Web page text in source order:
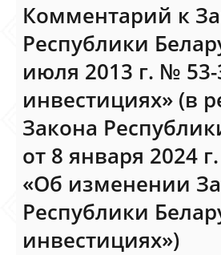
Комментарий к
Республики
июля 2013 г. №
инвестициях» (в
Закона
от 8 января 2024
«Об изменении
Республики
инвестициях»)